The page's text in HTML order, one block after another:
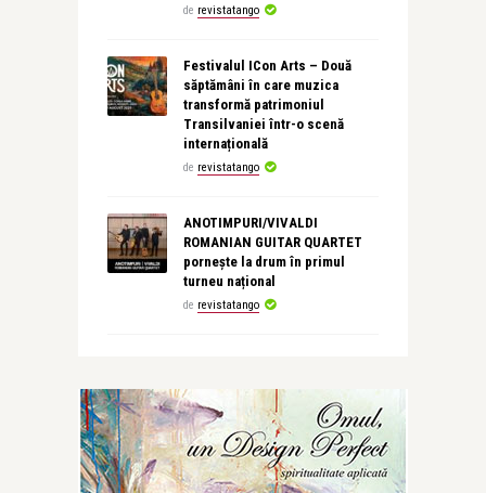
de revistatango
Festivalul ICon Arts – Două
săptămâni în care muzica
transformă patrimoniul
Transilvaniei într-o scenă
internațională
de revistatango
ANOTIMPURI/VIVALDI
ROMANIAN GUITAR QUARTET
pornește la drum în primul
turneu național
de revistatango